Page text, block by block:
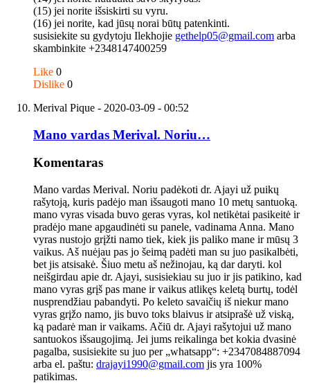
(15) jei norite išsiskirti su vyru.
(16) jei norite, kad jūsų norai būtų patenkinti.
susisiekite su gydytoju Ilekhojie gethelp05@gmail.com arba
skambinkite +2348147400259
Like 0
Dislike 0
Merival Pique - 2020-03-09 - 00:52
Mano vardas Merival. Noriu…
Komentaras
Mano vardas Merival. Noriu padėkoti dr. Ajayi už puikų
rašytoją, kuris padėjo man išsaugoti mano 10 metų santuoką.
mano vyras visada buvo geras vyras, kol netikėtai pasikeitė ir
pradėjo mane apgaudinėti su panele, vadinama Anna. Mano
vyras nustojo grįžti namo tiek, kiek jis paliko mane ir mūsų 3
vaikus. Aš nuėjau pas jo šeimą padėti man su juo pasikalbėti,
bet jis atsisakė. Šiuo metu aš nežinojau, ką dar daryti. kol
neišgirdau apie dr. Ajayi, susisiekiau su juo ir jis patikino, kad
mano vyras grįš pas mane ir vaikus atlikęs keletą burtų, todėl
nusprendžiau pabandyti. Po keleto savaičių iš niekur mano
vyras grįžo namo, jis buvo toks blaivus ir atsiprašė už viską,
ką padarė man ir vaikams. Ačiū dr. Ajayi rašytojui už mano
santuokos išsaugojimą. Jei jums reikalinga bet kokia dvasinė
pagalba, susisiekite su juo per „whatsapp“: +2347084887094
arba el. paštu: drajayi1990@gmail.com jis yra 100%
patikimas.